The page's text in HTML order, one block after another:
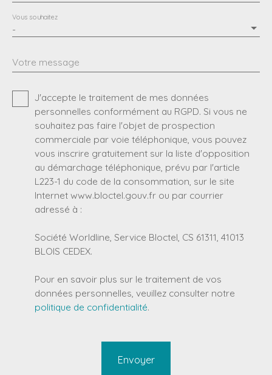
-
Vous souhaitez
Votre message
J'accepte le traitement de mes données
personnelles conformément au RGPD. Si vous ne
souhaitez pas faire l'objet de prospection
commerciale par voie téléphonique, vous pouvez
vous inscrire gratuitement sur la liste d'opposition
au démarchage téléphonique, prévu par l'article
L223-1 du code de la consommation, sur le site
Internet www.bloctel.gouv.fr ou par courrier
adressé à :
Société Worldline, Service Bloctel, CS 61311, 41013
BLOIS CEDEX.
Pour en savoir plus sur le traitement de vos
données personnelles, veuillez consulter notre
politique de confidentialité.
Envoyer